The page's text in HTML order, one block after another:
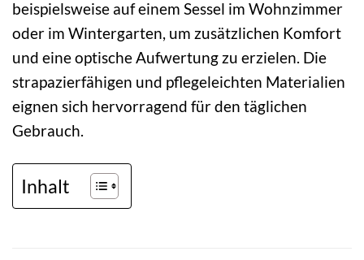
beispielsweise auf einem Sessel im Wohnzimmer
oder im Wintergarten, um zusätzlichen Komfort
und eine optische Aufwertung zu erzielen. Die
strapazierfähigen und pflegeleichten Materialien
eignen sich hervorragend für den täglichen
Gebrauch.
Inhalt